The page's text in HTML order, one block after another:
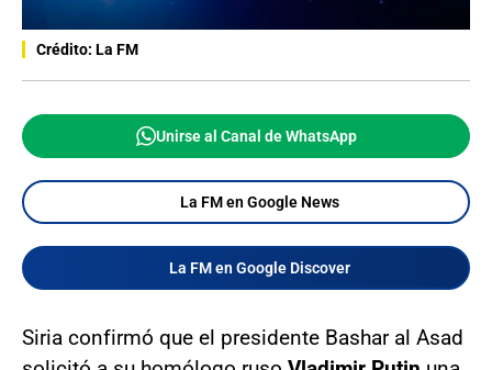
Crédito: La FM
Unirse al Canal de WhatsApp
La FM en Google News
La FM en Google Discover
Siria confirmó que el presidente Bashar al Asad